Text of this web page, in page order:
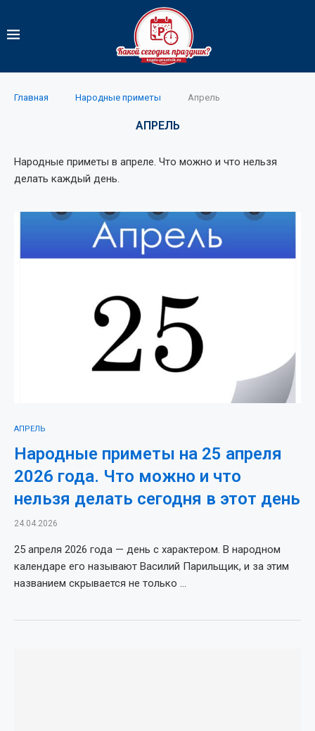
Главная Народные приметы Апрель
АПРЕЛЬ
Народные приметы в апреле. Что можно и что нельзя
делать каждый день.
АПРЕЛЬ
Народные приметы на 25 апреля
2026 года. Что можно и что
нельзя делать сегодня в этот день
24.04.2026
25 апреля 2026 года — день с характером. В народном
календаре его называют Василий Парильщик, и за этим
названием скрывается не только …